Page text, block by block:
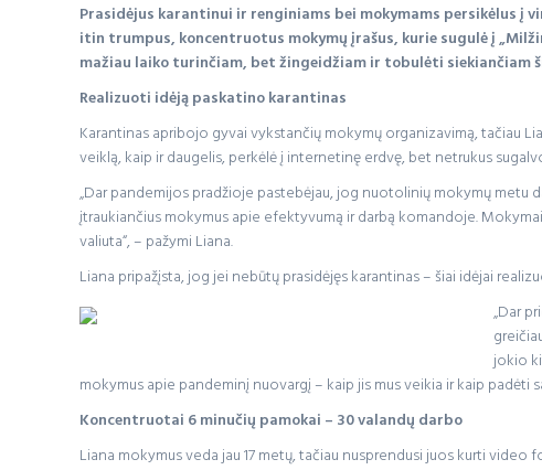
Prasidėjus karantinui ir renginiams bei mokymams persikėlus į
itin trumpus, koncentruotus mokymų įrašus, kurie sugulė į
mažiau laiko turinčiam, bet žingeidžiam ir tobulėti siekiančiam
Realizuoti idėją paskatino karantinas
Karantinas apribojo gyvai vykstančių mokymų organizavimą, tačiau
veiklą, kaip ir daugelis, perkėlė į internetinę erdvę, bet netrukus
„Dar pandemijos pradžioje pastebėjau, jog nuotolinių mokymų metu
įtraukiančius mokymus apie efektyvumą ir darbą komandoje.
valiuta“, – pažymi Liana.
Liana pripažįsta, jog jei nebūtų prasidėjęs karantinas – šiai idėjai
„Dar
jokio
mokymus apie pandeminį nuovargį – kaip jis mus veikia ir kaip padėti
Koncentruotai 6 minučių pamokai – 30 valandų darbo
Liana mokymus veda jau 17 metų, tačiau nusprendusi juos kurti video